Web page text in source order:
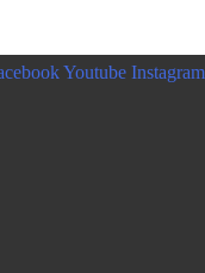
Youtube Instagram